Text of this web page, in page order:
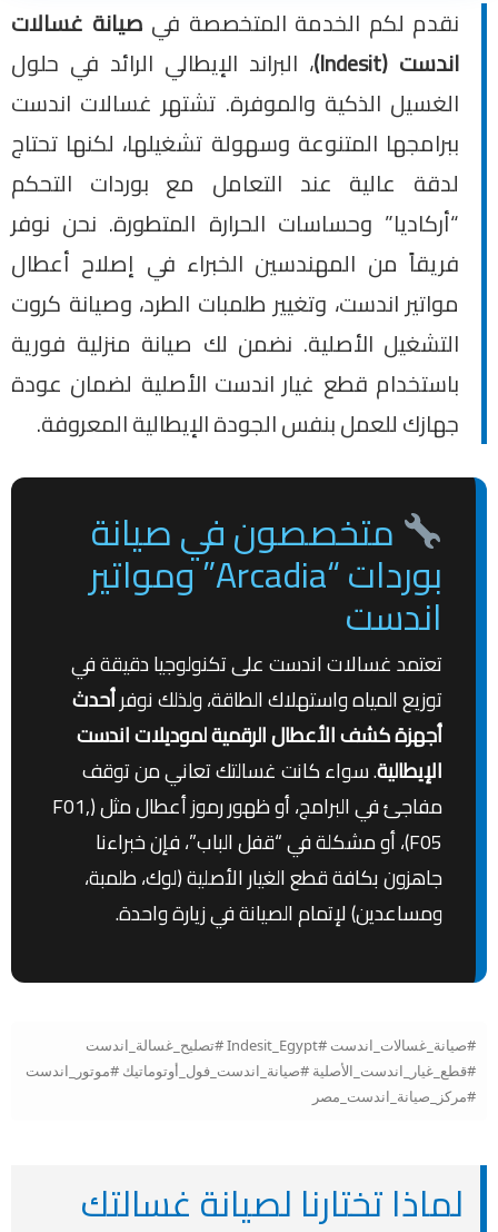
نقدم لكم الخدمة المتخصصة في صيانة غسالات
اندست (Indesit)
، البراند الإيطالي الرائد في حلول
الغسيل الذكية والموفرة. تشتهر غسالات اندست
ببرامجها المتنوعة وسهولة تشغيلها، لكنها تحتاج
لدقة عالية عند التعامل مع بوردات التحكم
“أركاديا” وحساسات الحرارة المتطورة. نحن نوفر
فريقاً من المهندسين الخبراء في إصلاح أعطال
مواتير اندست، وتغيير طلمبات الطرد، وصيانة كروت
التشغيل الأصلية. نضمن لك صيانة منزلية فورية
باستخدام قطع غيار اندست الأصلية لضمان عودة
جهازك للعمل بنفس الجودة الإيطالية المعروفة.
متخصصون في صيانة
بوردات “Arcadia” ومواتير
اندست
تعتمد غسالات اندست على تكنولوجيا دقيقة في
توزيع المياه واستهلاك الطاقة، ولذلك نوفرأحدث
أجهزة كشف الأعطال الرقمية لموديلات اندست
الإيطالية. سواء كانت غسالتك تعاني من توقف
مفاجئ في البرامج، أو ظهور رموز أعطال مثل (F01,
F05)، أو مشكلة في “قفل الباب”، فإن خبراءنا
جاهزون بكافة قطع الغيار الأصلية (لوك، طلمبة،
ومساعدين) لإتمام الصيانة في زيارة واحدة.
#صيانة_غسالات_اندست #Indesit_Egypt #تصليح_غسالة_اندست
#قطع_غيار_اندست_الأصلية #صيانة_اندست_فول_أوتوماتيك #موتور_اندست
#مركز_صيانة_اندست_مصر
لماذا تختارنا لصيانة غسالتك